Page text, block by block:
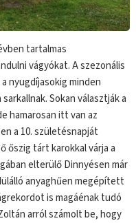
tartalmas
vágyókat. A szezonális
nyugdíjasokig minden
Sokan választják a
hamarosan itt van az
a 10. születésnapját
őszig tárt karokkal várja a
elterülő Dinnyésen már
anyaghűen megépített
is magáénak tudó
arról számolt be, hogy